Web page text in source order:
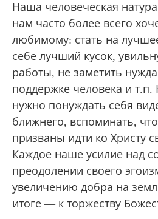
Наша человеческая натура
нам часто более всего
любимому: стать на
себе лучший кусок,
работы, не заметить
поддержке человека и т.п.
нужно понуждать себя
ближнего, вспоминать,
призваны идти ко Христу
Каждое наше усилие над
преодолении своего
увеличению добра на
итоге — к торжеству